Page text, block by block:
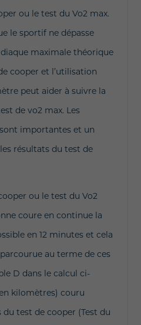
ou le test du Vo2 max.
le sportif ne dépasse
maximale théorique
cooper et l’utilisation
peut aider à suivre la
de vo2 max. Les
importantes et un
résultats du test de
ou le test du Vo2
coure en continue la
en 12 minutes et cela
au terme de ces
D dans le calcul ci-
kilomètres) couru
test de cooper (Test du